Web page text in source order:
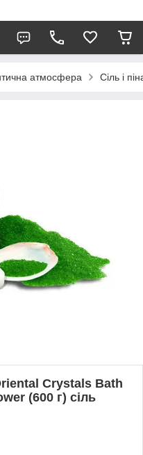
атмосфера Сіль і
Crystals Bath
(600 г) сіль